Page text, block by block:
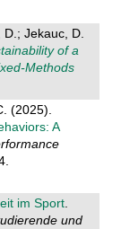
Jekauc, D.
of a
Methods
(2025).
A
im Sport.
und